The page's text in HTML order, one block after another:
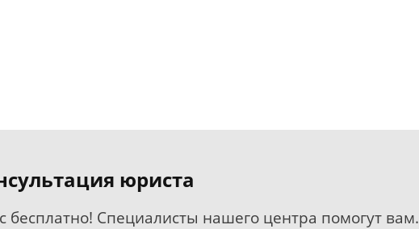
юриста
бесплатно! Специалисты нашего центра помогут вам.